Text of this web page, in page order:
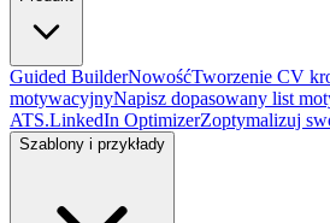
Guided BuilderNowośćTworzenie CV
motywacyjnyNapisz dopasowany list
ATS.LinkedIn OptimizerZoptymalizuj
Szablony i przykłady